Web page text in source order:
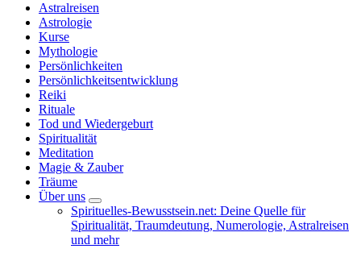
Astralreisen
Astrologie
Kurse
Mythologie
Persönlichkeiten
Persönlichkeitsentwicklung
Reiki
Rituale
Tod und Wiedergeburt
Spiritualität
Meditation
Magie & Zauber
Träume
Über uns
Spirituelles-Bewusstsein.net: Deine Quelle für
Spiritualität, Traumdeutung, Numerologie, Astralreisen
und mehr